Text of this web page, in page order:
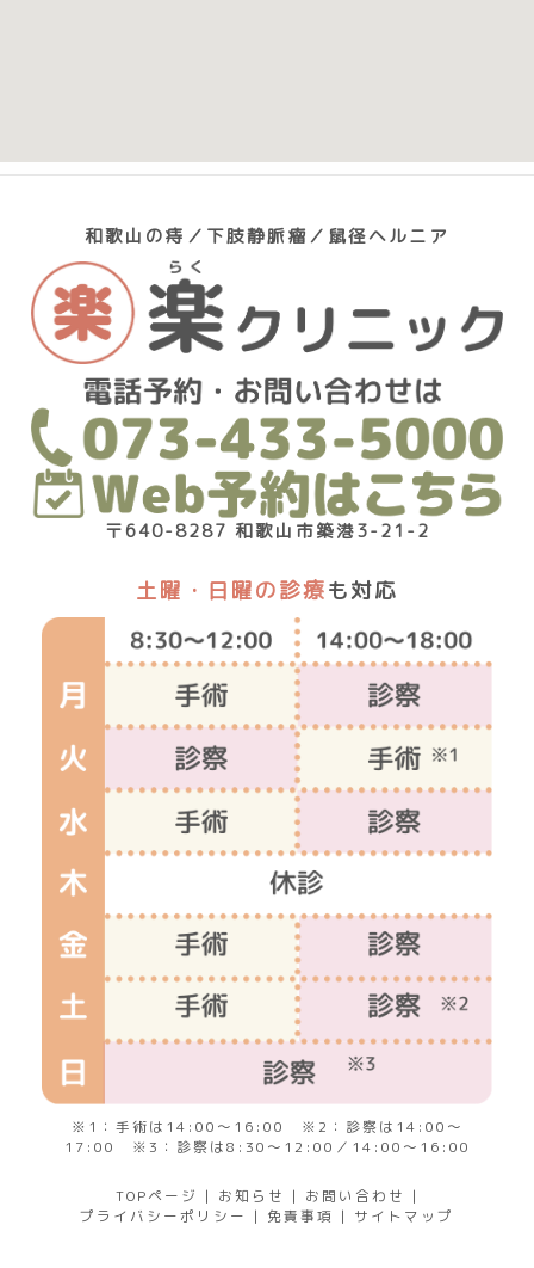
和歌山の痔／下肢静脈瘤／鼠径ヘルニア
〒640-8287 和歌山市築港3-21-2
土曜・日曜の診療も対応
※1：手術は14:00～16:00 ※2：診察は14:00～
17:00 ※3：診察は8:30～12:00／14:00～16:00
TOPページ | お知らせ | お問い合わせ |
プライバシーポリシー | 免責事項 | サイトマップ